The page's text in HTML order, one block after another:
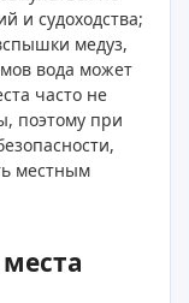
и судоходства;
медуз,
вода может
часто не
поэтому при
местным